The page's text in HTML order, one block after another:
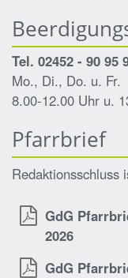
Tel. 02452 - 90 95
Mo., Di., Do. u. Fr.
8.00-12.00 Uhr u.
Pfarrbrief
Redaktionsschluss
GdG
2026
GdG